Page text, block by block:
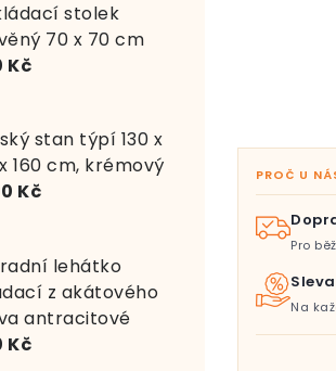
stolek
70 x 70 cm
Kč
stan týpí 130 x
160 cm, krémový
Kč
lehátko
z akátového
antracitové
Kč
PROČ U
Pro
Na